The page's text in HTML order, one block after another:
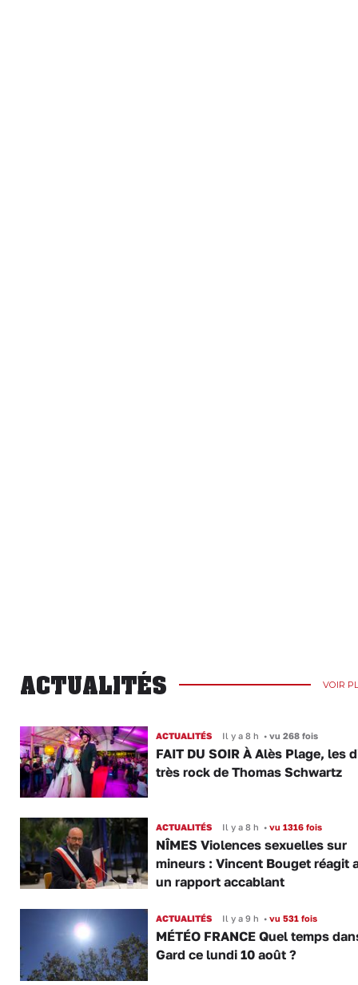
ACTUALITÉS VOIR
ACTUALITÉS Il y a 8 h •vu 268 fois
FAIT DU SOIR À Alès Plage, les
très rock de Thomas Schwartz
ACTUALITÉS Il y a 8 h •vu 1316 fois
NÎMES Violences sexuelles sur
mineurs : Vincent Bouget réagit
un rapport accablant
ACTUALITÉS Il y a 9 h •vu 531 fois
MÉTÉO FRANCE Quel temps
Gard ce lundi 10 août ?